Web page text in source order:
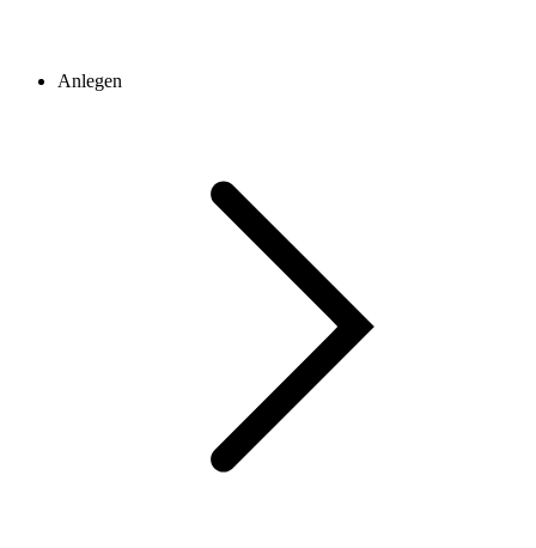
Anlegen